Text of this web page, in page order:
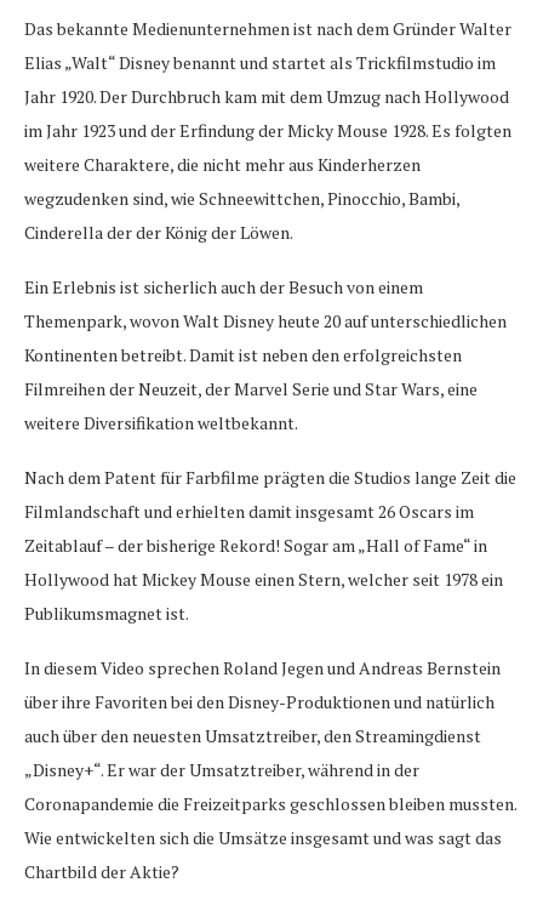
Das bekannte Medienunternehmen ist nach dem Gründer Walter
Elias „Walt“ Disney benannt und startet als Trickfilmstudio im
Jahr 1920. Der Durchbruch kam mit dem Umzug nach Hollywood
im Jahr 1923 und der Erfindung der Micky Mouse 1928. Es folgten
weitere Charaktere, die nicht mehr aus Kinderherzen
wegzudenken sind, wie Schneewittchen, Pinocchio, Bambi,
Cinderella der der König der Löwen.
Ein Erlebnis ist sicherlich auch der Besuch von einem
Themenpark, wovon Walt Disney heute 20 auf unterschiedlichen
Kontinenten betreibt. Damit ist neben den erfolgreichsten
Filmreihen der Neuzeit, der Marvel Serie und Star Wars, eine
weitere Diversifikation weltbekannt.
Nach dem Patent für Farbfilme prägten die Studios lange Zeit die
Filmlandschaft und erhielten damit insgesamt 26 Oscars im
Zeitablauf – der bisherige Rekord! Sogar am „Hall of Fame“ in
Hollywood hat Mickey Mouse einen Stern, welcher seit 1978 ein
Publikumsmagnet ist.
In diesem Video sprechen Roland Jegen und Andreas Bernstein
über ihre Favoriten bei den Disney-Produktionen und natürlich
auch über den neuesten Umsatztreiber, den Streamingdienst
„Disney+“. Er war der Umsatztreiber, während in der
Coronapandemie die Freizeitparks geschlossen bleiben mussten.
Wie entwickelten sich die Umsätze insgesamt und was sagt das
Chartbild der Aktie?